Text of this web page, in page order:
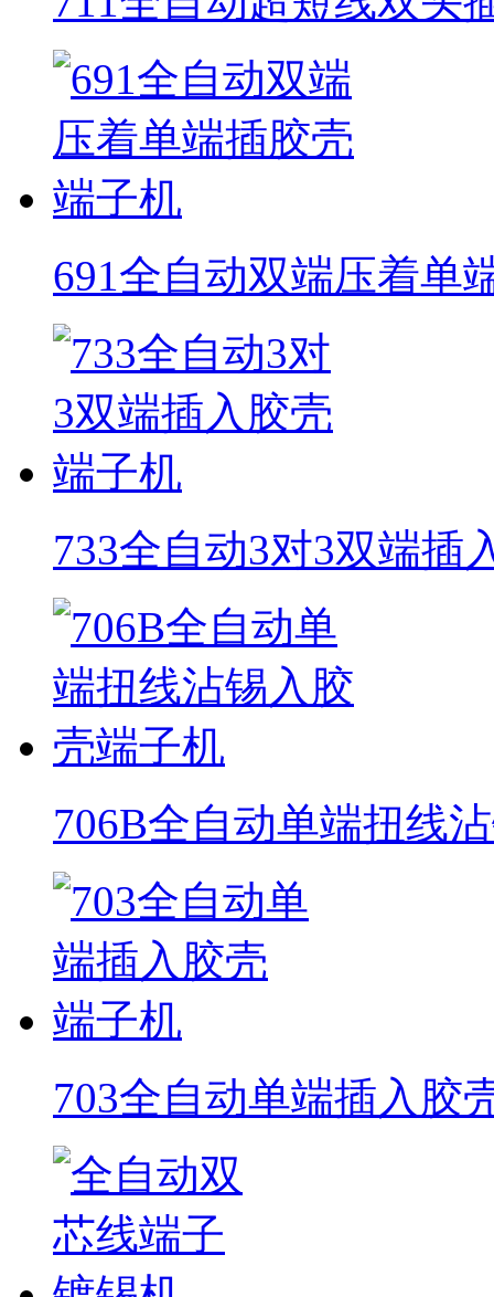
691全自动双端压着单
733全自动3对3双端插
706B全自动单端扭线
703全自动单端插入胶